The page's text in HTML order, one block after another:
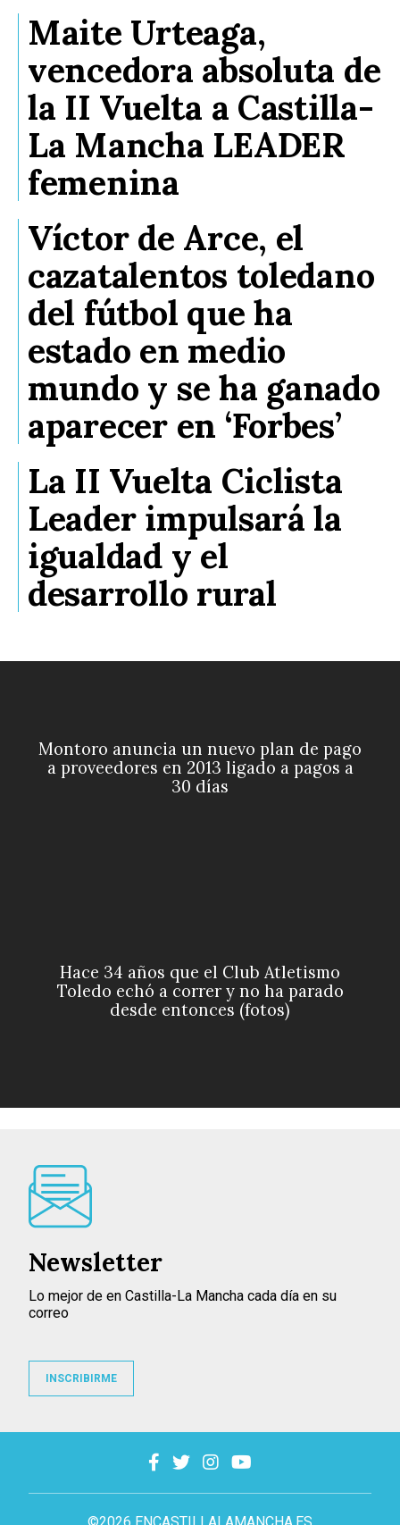
Maite Urteaga,
vencedora absoluta de
la II Vuelta a Castilla-
La Mancha LEADER
femenina
Víctor de Arce, el
cazatalentos toledano
del fútbol que ha
estado en medio
mundo y se ha ganado
aparecer en ‘Forbes’
La II Vuelta Ciclista
Leader impulsará la
igualdad y el
desarrollo rural
Montoro anuncia un nuevo plan de pago
a proveedores en 2013 ligado a pagos a
30 días
Hace 34 años que el Club Atletismo
Toledo echó a correr y no ha parado
desde entonces (fotos)
Newsletter
Lo mejor de en Castilla-La Mancha cada día en su
correo
INSCRIBIRME